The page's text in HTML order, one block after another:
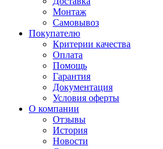
Монтаж
Самовывоз
Покупателю
Критерии качества
Оплата
Помощь
Гарантия
Документация
Условия оферты
О компании
Отзывы
История
Новости